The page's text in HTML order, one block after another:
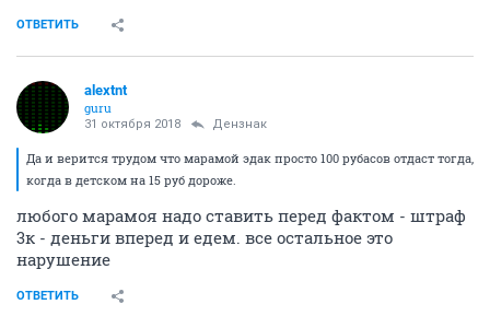
ОТВЕТИТЬ
alextnt
guru
31 октября 2018 Дензнак
Да и верится трудом что марамой эдак просто 100 рубасов отдаст тогда,
когда в детском на 15 руб дороже.
любого марамоя надо ставить перед фактом - штраф
3к - деньги вперед и едем. все остальное это
нарушение
ОТВЕТИТЬ